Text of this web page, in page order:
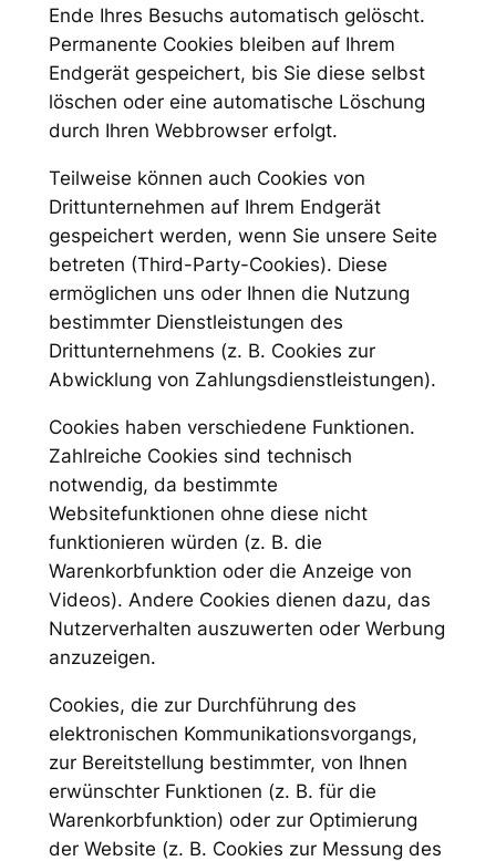
Ende Ihres Besuchs automatisch gelöscht.
Permanente Cookies bleiben auf Ihrem
Endgerät gespeichert, bis Sie diese selbst
löschen oder eine automatische Löschung
durch Ihren Webbrowser erfolgt.
Teilweise können auch Cookies von
Drittunternehmen auf Ihrem Endgerät
gespeichert werden, wenn Sie unsere Seite
betreten (Third-Party-Cookies). Diese
ermöglichen uns oder Ihnen die Nutzung
bestimmter Dienstleistungen des
Drittunternehmens (z. B. Cookies zur
Abwicklung von Zahlungsdienstleistungen).
Cookies haben verschiedene Funktionen.
Zahlreiche Cookies sind technisch
notwendig, da bestimmte
Websitefunktionen ohne diese nicht
funktionieren würden (z. B. die
Warenkorbfunktion oder die Anzeige von
Videos). Andere Cookies dienen dazu, das
Nutzerverhalten auszuwerten oder Werbung
anzuzeigen.
Cookies, die zur Durchführung des
elektronischen Kommunikationsvorgangs,
zur Bereitstellung bestimmter, von Ihnen
erwünschter Funktionen (z. B. für die
Warenkorbfunktion) oder zur Optimierung
der Website (z. B. Cookies zur Messung des